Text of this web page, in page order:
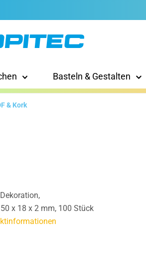
Basteln & Gestalten
& Kork
x 18 x 2 mm, 100 Stück